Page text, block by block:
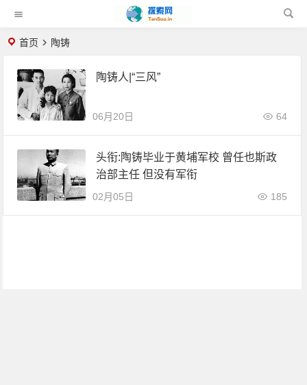
首页 陶铸
陶铸人|“三风”
06月20日 64
头衔:陶铸毕业于黄埔军校 曾任也斯政
治部主任 但没有军衔
02月05日 185